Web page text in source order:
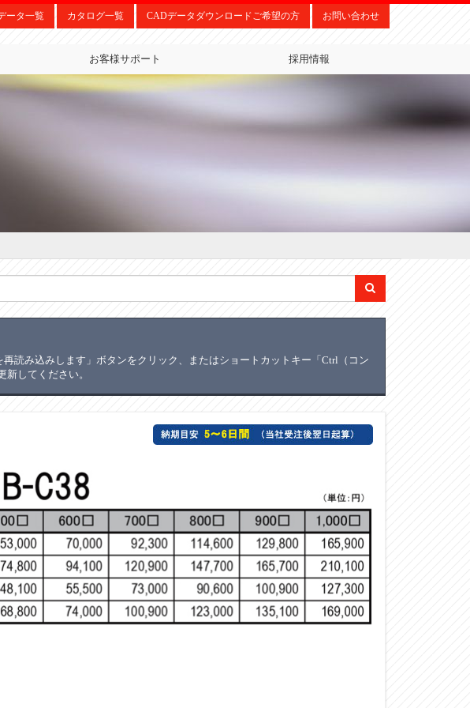
ータ一覧 カタログ一覧 CADデータダウンロードご希望の方 お問い合わせ
お客様サポート 採用情報
読み込みします」ボタンをクリック、またはショートカットキー「Ctrl（コン
新してください。